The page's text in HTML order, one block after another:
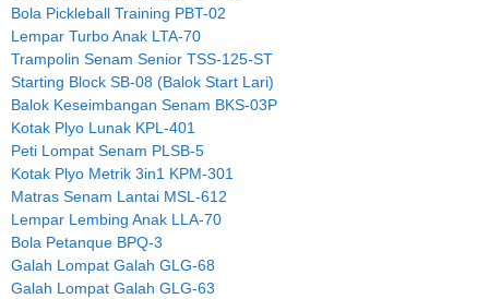
Bola Pickleball Training PBT-02
Lempar Turbo Anak LTA-70
Trampolin Senam Senior TSS-125-ST
Starting Block SB-08 (Balok Start Lari)
Balok Keseimbangan Senam BKS-03P
Kotak Plyo Lunak KPL-401
Peti Lompat Senam PLSB-5
Kotak Plyo Metrik 3in1 KPM-301
Matras Senam Lantai MSL-612
Lempar Lembing Anak LLA-70
Bola Petanque BPQ-3
Galah Lompat Galah GLG-68
Galah Lompat Galah GLG-63